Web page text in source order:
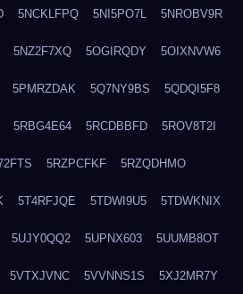
5NCKLFPQ 5NI5PO7L 5NROBV9R
5NZ2F7XQ 5OGIRQDY 5OIXNVW6
5PMRZDAK 5Q7NY9BS 5QDQI5F8
5RBG4E64 5RCDBBFD 5ROV8T2I
5RZPCFKF 5RZQDHMO
5T4RFJQE 5TDWI9U5 5TDWKNIX
5UJY0QQ2 5UPNX603 5UUMB8OT
5VTXJVNC 5VVNNS1S 5XJ2MR7Y